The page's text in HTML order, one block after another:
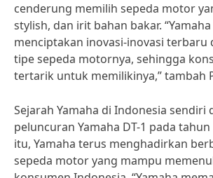
cenderung memilih sepeda motor
stylish, dan irit bahan bakar.
menciptakan inovasi-inovasi terbaru
tipe sepeda motornya, sehingga
tertarik untuk memilikinya,” tambah
Sejarah Yamaha di Indonesia sendiri
peluncuran Yamaha DT-1 pada tahun
itu, Yamaha terus menghadirkan
sepeda motor yang mampu